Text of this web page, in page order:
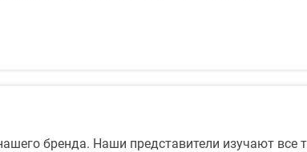
бренда. Наши представители изучают